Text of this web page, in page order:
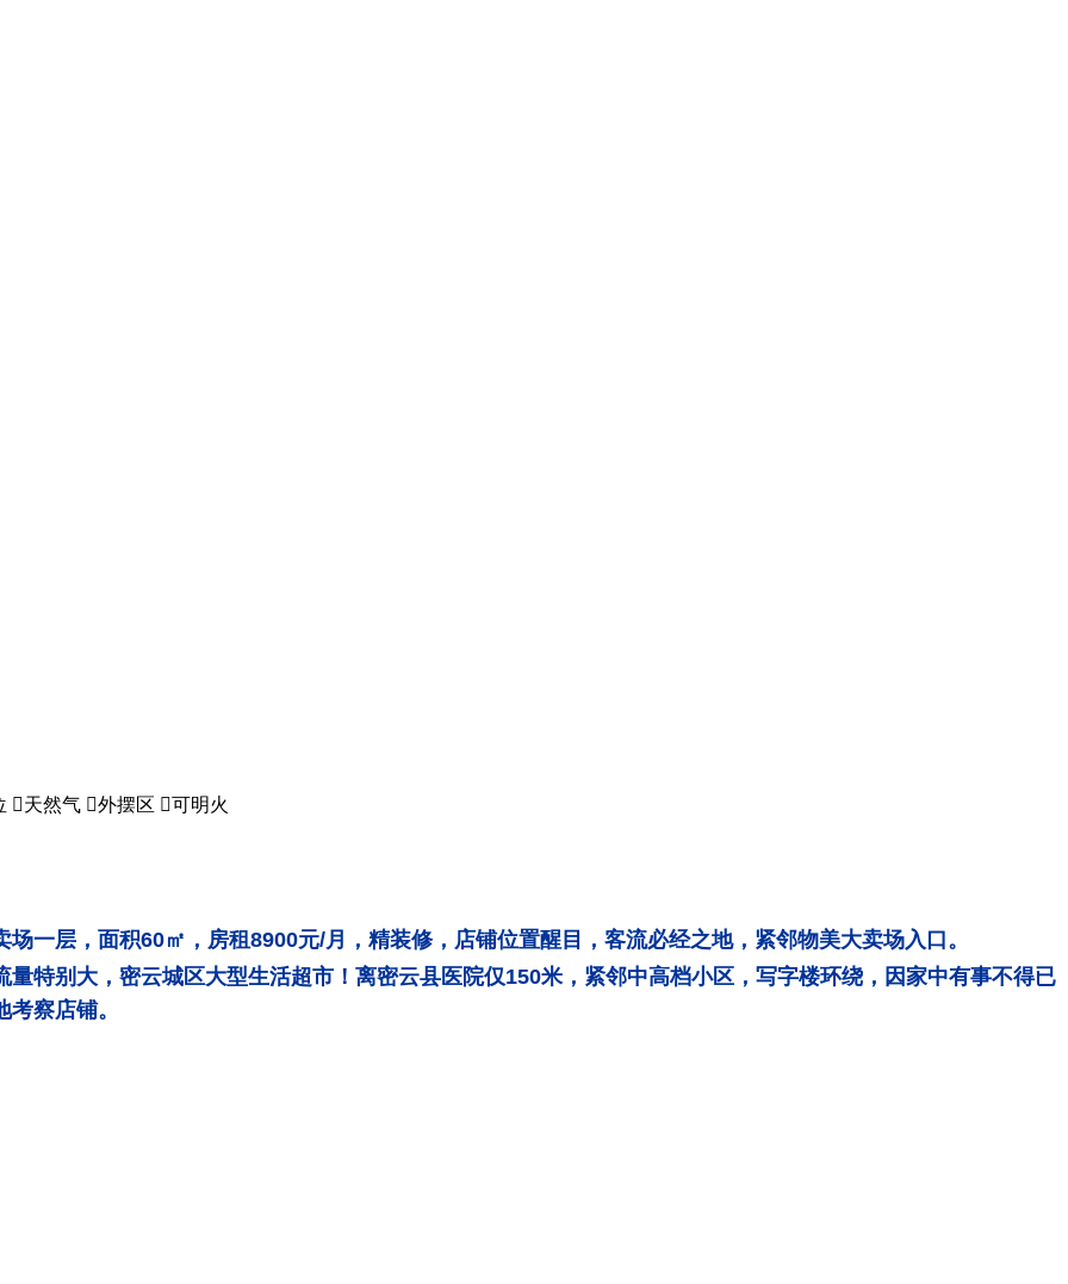
天然气 外摆区 可明火
一层，面积60㎡，房租8900元/月，精装修，店铺位置醒目，客流必经之地，紧邻物美大卖场入口。
特别大，密云城区大型生活超市！离密云县医院仅150米，紧邻中高档小区，写字楼环绕，因家中有事不得已
察店铺。